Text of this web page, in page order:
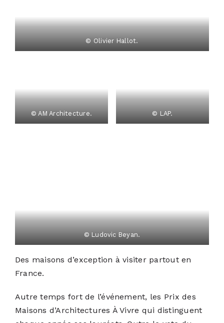
© Olivier Hallot.
© AM Architecture. © LAP.
© Ludovic Beyan.
Des maisons d’exception à visiter partout en
France.
Autre temps fort de l’événement, les Prix des
Maisons d’Architectures À Vivre qui distinguent